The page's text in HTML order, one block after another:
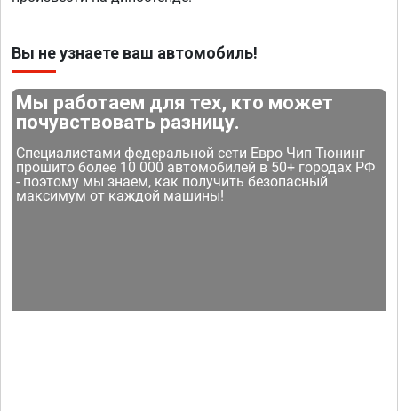
Вы не узнаете ваш автомобиль!
Мы работаем для тех, кто может
почувствовать разницу.
Специалистами федеральной сети Евро Чип Тюнинг
прошито более 10 000 автомобилей в 50+ городах РФ
- поэтому мы знаем, как получить безопасный
максимум от каждой машины!